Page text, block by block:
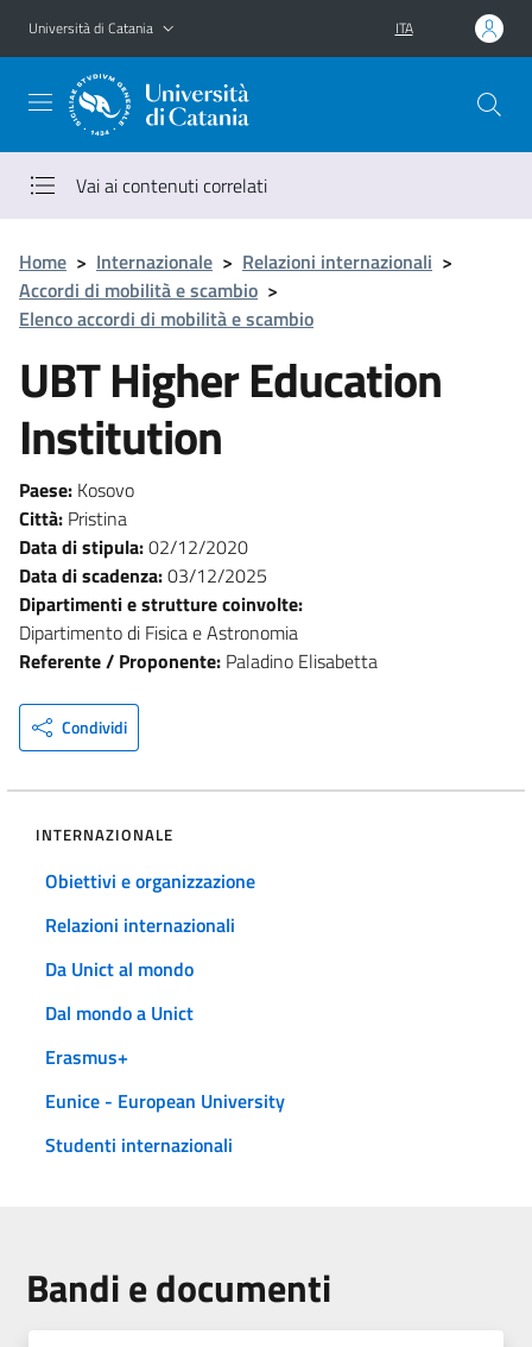
Vai al contenuto principale
Vai al menu di navigazione
Università di Catania ITA
Vai ai contenuti correlati
Home > Internazionale > Relazioni internazionali >
Accordi di mobilità e scambio >
Elenco accordi di mobilità e scambio
UBT Higher Education
Institution
Paese: Kosovo
Città: Pristina
Data di stipula:02/12/2020
Data di scadenza:03/12/2025
Dipartimenti e strutture coinvolte:
Dipartimento di Fisica e Astronomia
Referente / Proponente: Paladino Elisabetta
Condividi
INTERNAZIONALE
Obiettivi e organizzazione
Relazioni internazionali
Da Unict al mondo
Dal mondo a Unict
Erasmus+
Eunice - European University
Studenti internazionali
Bandi e documenti